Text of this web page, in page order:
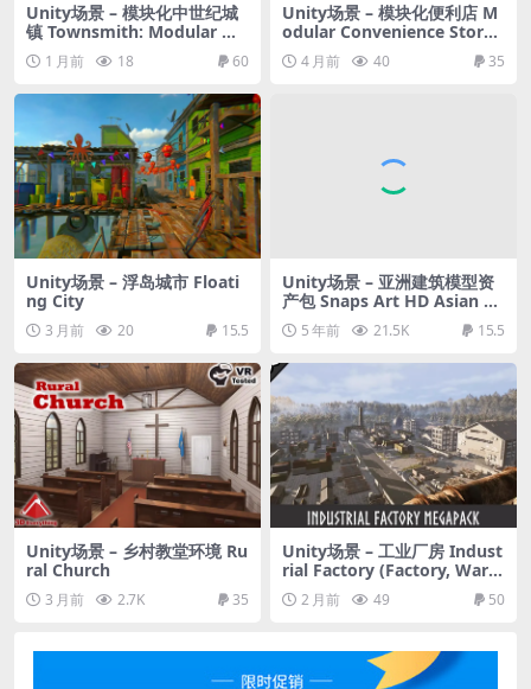
Unity场景 – 模块化中世纪城
镇 Townsmith: Modular Me
dieval Town (Medieval Tow
n, Modular Fantasy Town,
Town)
1 月前 18 60
Unity场景 – 模块化便利店 M
odular Convenience Store
With Products
4 月前 40 35
Unity场景 – 浮岛城市 Floati
ng City
3 月前 20 15.5
Unity场景 – 亚洲建筑模型资
产包 Snaps Art HD Asian Re
sidential
5 年前 21.5K 15.5
Unity场景 – 乡村教堂环境 Ru
ral Church
3 月前 2.7K 35
Unity场景 – 工业厂房 Indust
rial Factory (Factory, Ware
house, Industrial Factory,
Modular Factory)
2 月前 49 50